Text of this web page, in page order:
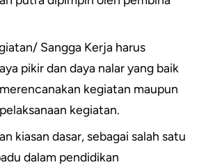
Sangga Kerja harus
pikir dan daya nalar yang baik
kegiatan maupun
kegiatan.
kiasan dasar, sebagai salah satu
dalam pendidikan